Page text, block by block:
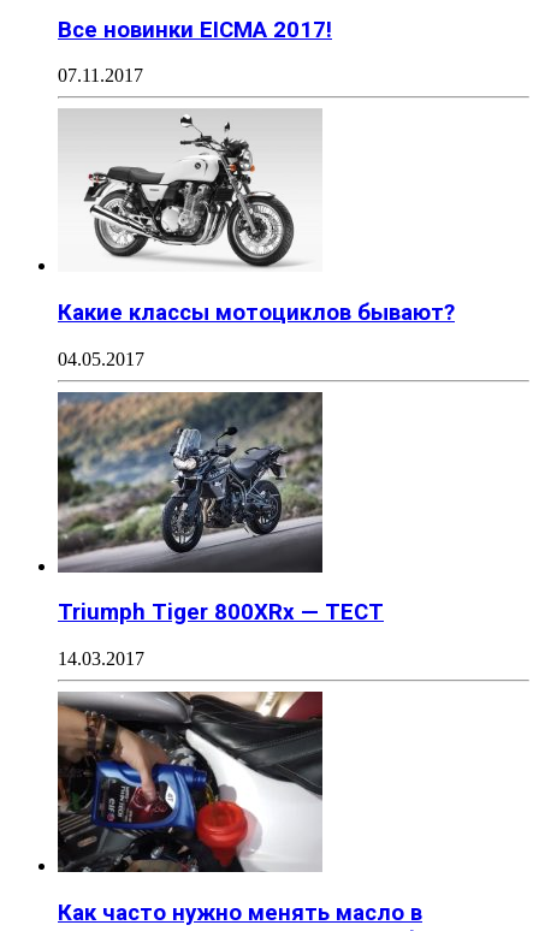
Все новинки EICMA 2017!
07.11.2017
Какие классы мотоциклов бывают?
04.05.2017
Triumph Tiger 800XRx — ТЕСТ
14.03.2017
Как часто нужно менять масло в